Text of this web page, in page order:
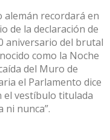
alemán recordará en
de la declaración de
aniversario del brutal
como la Noche
del Muro de
el Parlamento dice
el vestíbulo titulada
ni nunca”.